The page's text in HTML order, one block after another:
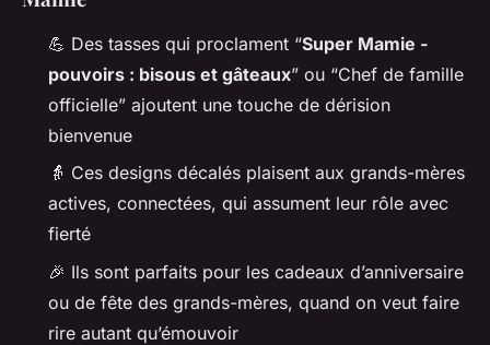
💪 Des tasses qui proclament “Super Mamie -
pouvoirs : bisous et gâteaux” ou “Chef de famille
officielle” ajoutent une touche de dérision
bienvenue
👵 Ces designs décalés plaisent aux grands-mères
actives, connectées, qui assument leur rôle avec
fierté
🎉 Ils sont parfaits pour les cadeaux d’anniversaire
ou de fête des grands-mères, quand on veut faire
rire autant qu’émouvoir